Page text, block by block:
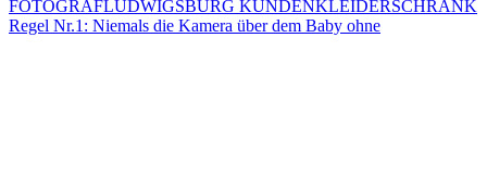
Regel Nr.1: Niemals die Kamera über dem Baby ohne